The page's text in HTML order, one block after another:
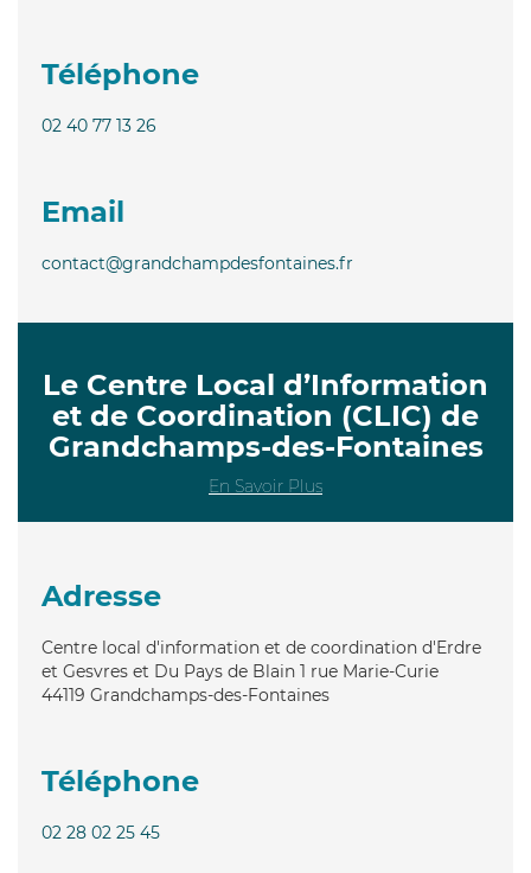
Téléphone
02 40 77 13 26
Email
contact@grandchampdesfontaines.fr
Le Centre Local d’Information
et de Coordination (CLIC) de
Grandchamps-des-Fontaines
En Savoir Plus
Adresse
Centre local d'information et de coordination d'Erdre
et Gesvres et Du Pays de Blain 1 rue Marie-Curie
44119 Grandchamps-des-Fontaines
Téléphone
02 28 02 25 45